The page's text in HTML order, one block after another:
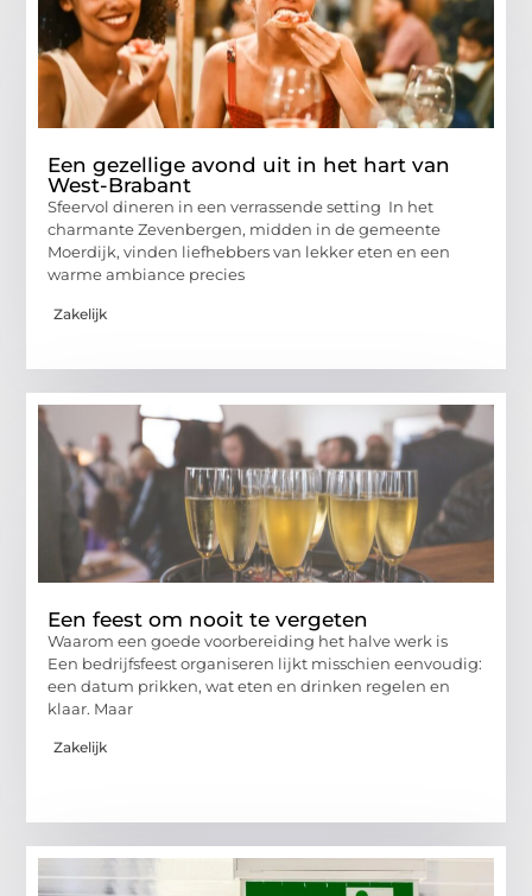
Een gezellige avond uit in het hart van
West-Brabant
Sfeervol dineren in een verrassende setting In het
charmante Zevenbergen, midden in de gemeente
Moerdijk, vinden liefhebbers van lekker eten en een
warme ambiance precies
Zakelijk
Een feest om nooit te vergeten
Waarom een goede voorbereiding het halve werk is
Een bedrijfsfeest organiseren lijkt misschien eenvoudig:
een datum prikken, wat eten en drinken regelen en
klaar. Maar
Zakelijk